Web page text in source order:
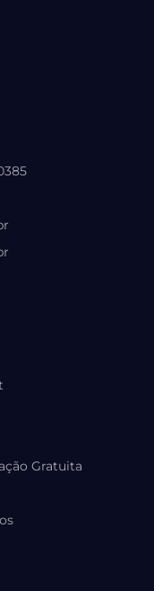
Gratuita